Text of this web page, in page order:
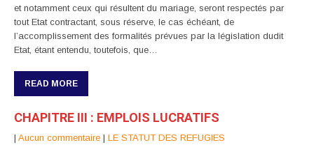
et notamment ceux qui résultent du mariage, seront respectés par
tout Etat contractant, sous réserve, le cas échéant, de
l’accomplissement des formalités prévues par la législation dudit
Etat, étant entendu, toutefois, que…
READ MORE
CHAPITRE III : EMPLOIS LUCRATIFS
| Aucun commentaire | LE STATUT DES REFUGIES